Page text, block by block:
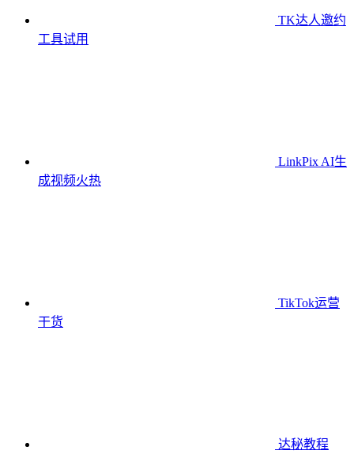
TK达人邀约
工具试用
LinkPix AI生
成视频火热
TikTok运营
干货
达秘教程